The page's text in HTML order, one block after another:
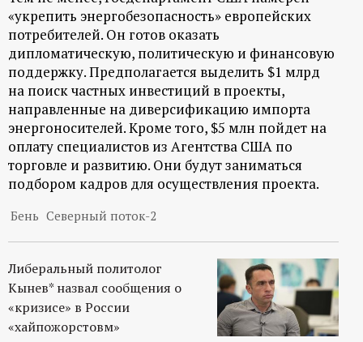
«укрепить энергобезопасность» европейских
потребителей. Он готов оказать
дипломатическую, политическую и финансовую
поддержку. Предполагается выделить $1 млрд
на поиск частных инвестиций в проекты,
направленные на диверсификацию импорта
энергоносителей. Кроме того, $5 млн пойдет на
оплату специалистов из Агентства США по
торговле и развитию. Они будут заниматься
подбором кадров для осуществления проекта.
Бень Северный поток-2
Либеральный политолог
Кынев* назвал сообщения о
«кризисе» в России
«хайпожорстовм»